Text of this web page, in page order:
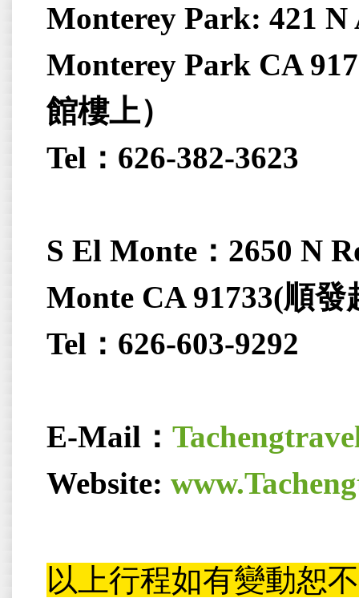
Monterey Park: 421
Monterey Park CA
館樓上）
Tel ： 626-382-3623
S El Monte ： 2650 N
Monte CA 91733(順發
Tel ： 626-603-9292
E-Mail ：
Website:
以上行程如有變動恕